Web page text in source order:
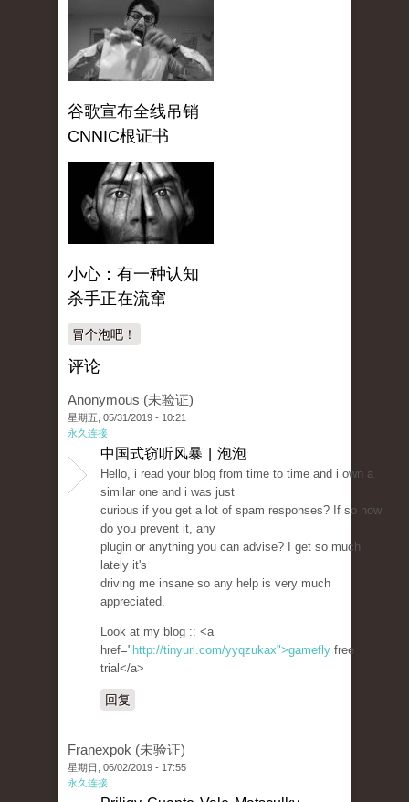
谷歌宣布全线吊销
CNNIC根证书
小心：有一种认知
杀手正在流窜
冒个泡吧！
评论
Anonymous (未验证)
星期五, 05/31/2019 - 10:21
永久连接
中国式窃听风暴 | 泡泡
Hello, i read your blog from time to time and i own a
similar one and i was just
curious if you get a lot of spam responses? If so how
do you prevent it, any
plugin or anything you can advise? I get so much
lately it's
driving me insane so any help is very much
appreciated.
Look at my blog :: <a
href=" http://tinyurl.com/yyqzukax">gamefly free
trial</a>
回复
Franexpok (未验证)
星期日, 06/02/2019 - 17:55
永久连接